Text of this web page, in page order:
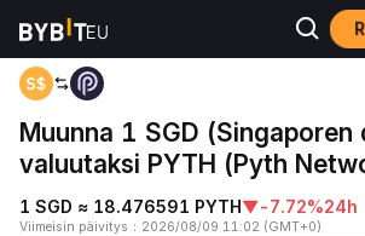
Koti SGD to PYTH
Muunna 1 SGD (Singaporen
valuutaksi PYTH (Pyth
1 SGD ≈ 18.476591 PYTH▼-7.72%24h
Viimeisin päivitys ： 2026/08/09 11:02 (GMT+0)